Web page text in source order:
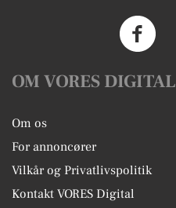
OM VORES DIGITAL
Om os
For annoncører
Vilkår og Privatlivspolitik
Kontakt VORES Digital